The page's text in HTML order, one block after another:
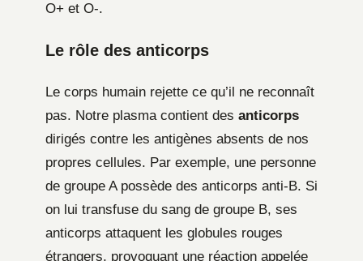
O+ et O-.
Le rôle des anticorps
Le corps humain rejette ce qu’il ne reconnaît
pas. Notre plasma contient des anticorps
dirigés contre les antigènes absents de nos
propres cellules. Par exemple, une personne
de groupe A possède des anticorps anti-B. Si
on lui transfuse du sang de groupe B, ses
anticorps attaquent les globules rouges
étrangers, provoquant une réaction appelée